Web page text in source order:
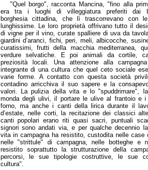
"Quel borgo", racconta Mancina, "fino alla
era tra i luoghi di villeggiatura preferiti dai
borghesia cittadina, che lì trascorrevano con
lunghissime. Le loro proprietà offrivano tutto il
di vigne per il vino, curate spalliere di uva da
giardini d’aranci, fichi, peri, meli, albicocche,
curatissimi, frutti della macchia mediterranea,
verdure selvatiche. E poi animali da cortile,
preziosità locali. Una attenzione alla
integrante di una cultura che quel ceto sociale
varie forme. A contatto con questa società
contadino arricchiva il suo sapere e la
valori. La pulizia della vita e lo "spuddrimare",
monda degli ulivi, il portare le ulive al frantoio e
forno, ma anche i canti della lirica durante il
d’estate, nelle corti, la recitazione dei classici
canti popolari erano riti quasi sacri, puntuali
signori sono andati via, e per qualche decennio
vita in campagna ha resistito, custodita nelle case
nelle "strittule" di campagna, nelle botteghe e
resistito soprattutto la strutturazione della
percorsi, le sue tipologie costruttive, le sue
cultura".